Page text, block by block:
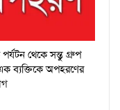
থেকে সন্তু গ্রুপ
ব্যক্তিকে অপহরণের